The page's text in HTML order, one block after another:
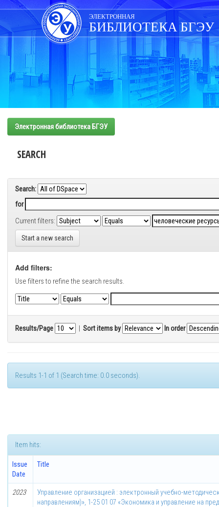
Skip
navigation
ЭЛЕКТРОННАЯ
БИБЛИОТЕКА БГЭУ
Электронная библиотека БГЭУ
SEARCH
Search:
for
Current filters:
Start a new search
Add filters:
Use filters to refine the search results.
Results/Page | Sort items by In order
Results 1-1 of 1 (Search time: 0.0 seconds).
Item hits:
Issue
Date
Title
2023
Управление организацией : электронный учебно-
направлениям)», 1-25 01 07 «Экономика и управление на